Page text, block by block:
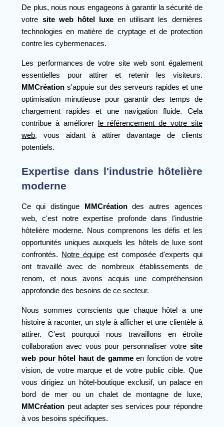
De plus, nous nous engageons à garantir la sécurité de
votre site web hôtel luxeen utilisant les dernières
technologies en matière de cryptage et de protection
contre les cybermenaces.
Les performances de votre site web sont également
essentielles pour attirer et retenir les visiteurs.
MMCréation s'appuie sur des serveurs rapides et une
optimisation minutieuse pour garantir des temps de
chargement rapides et une navigation fluide. Cela
contribue à améliorer le référencement de votre site
web, vous aidant à attirer davantage de clients
potentiels.
Expertise dans l'industrie hôtelière
moderne
Ce qui distingue MMCréationdes autres agences
web, c'est notre expertise profonde dans l'industrie
hôtelière moderne. Nous comprenons les défis et les
opportunités uniques auxquels les hôtels de luxe sont
confrontés. Notre équipe est composée d'experts qui
ont travaillé avec de nombreux établissements de
renom, et nous avons acquis une compréhension
approfondie des besoins de ce secteur.
Nous sommes conscients que chaque hôtel a une
histoire à raconter, un style à afficher et une clientèle à
attirer. C'est pourquoi nous travaillons en étroite
collaboration avec vous pour personnaliser votre site
web pour hôtel haut de gammeen fonction de votre
vision, de votre marque et de votre public cible. Que
vous dirigiez un hôtel-boutique exclusif, un palace en
bord de mer ou un chalet de montagne de luxe,
MMCréation peut adapter ses services pour répondre
à vos besoins spécifiques.